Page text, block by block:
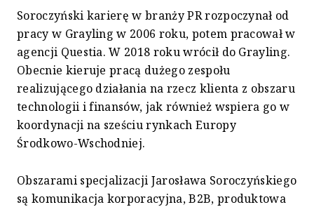
Soroczyński karierę w branży PR rozpoczynał od
pracy w Grayling w 2006 roku, potem pracował w
agencji Questia. W 2018 roku wrócił do Grayling.
Obecnie kieruje pracą dużego zespołu
realizującego działania na rzecz klienta z obszaru
technologii i finansów, jak również wspiera go w
koordynacji na sześciu rynkach Europy
Środkowo-Wschodniej.
Obszarami specjalizacji Jarosława Soroczyńskiego
są komunikacja korporacyjna, B2B, produktowa